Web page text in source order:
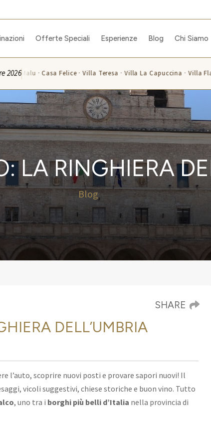
Offerte Speciali Esperienze Blog Chi Siamo
2026Felice · Villa Teresa · Villa La Capuccina · Villa Flavia ·
LA RINGHIERA
Blog
SHARE
DELL’UMBRIA
l’auto, scoprire nuovi posti e provaresapori nuovi! Il
, vicoli suggestivi, chiese storiche e buon vino. Tutto
, uno tra i borghi più belli d’Italia nella provincia di